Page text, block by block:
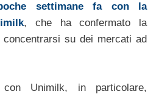
settimane fa con la
, che ha confermato la
su dei mercati ad
Unimilk, in particolare,